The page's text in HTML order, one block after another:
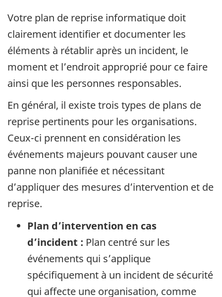
Votre plan de reprise informatique doit
clairement identifier et documenter les
éléments à rétablir après un incident, le
moment et l’endroit approprié pour ce faire
ainsi que les personnes responsables.
En général, il existe trois types de plans de
reprise pertinents pour les organisations.
Ceux-ci prennent en considération les
événements majeurs pouvant causer une
panne non planifiée et nécessitant
d’appliquer des mesures d’intervention et de
reprise.
Plan d’intervention en cas
d’incident : Plan centré sur les
événements qui s’applique
spécifiquement à un incident de sécurité
qui affecte une organisation, comme